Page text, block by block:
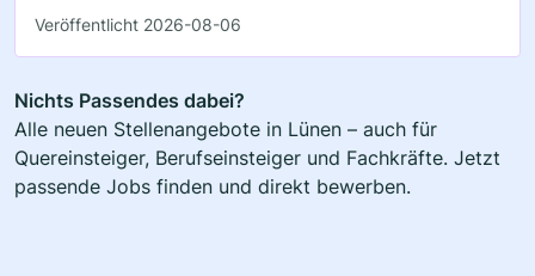
Veröffentlicht 2026-08-06
Nichts Passendes dabei?
Alle neuen Stellenangebote in Lünen – auch für
Quereinsteiger, Berufseinsteiger und Fachkräfte. Jetzt
passende Jobs finden und direkt bewerben.